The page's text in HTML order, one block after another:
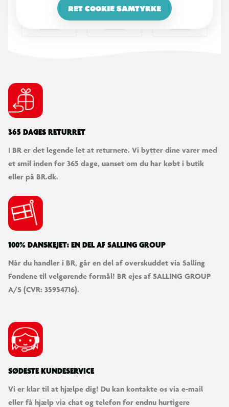
RET COOKIE SAMTYKKE
365 DAGES RETURRET
I BR er det legende let at returnere. Vi bytter dine varer med
et smil inden for 365 dage, uanset om du har købt i butik
eller på BR.dk.
100% DANSKEJET: EN DEL AF SALLING GROUP
Når du handler i BR, går en del af overskuddet via Salling
Fondene til velgørende formål! BR ejes af SALLING GROUP
A/S (CVR: 35954716).
SØDESTE KUNDESERVICE
Vi er klar til at hjælpe dig! Du kan kontakte os via e-mail
eller få hjælp via chat og telefon for endnu hurtigere